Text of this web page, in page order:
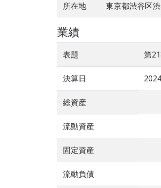
所在地 東京都渋谷区
業績
表題 第
決算日
総資産
流動資産
固定資産
流動負債